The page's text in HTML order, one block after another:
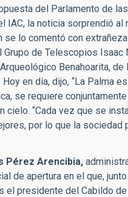
del Parlamento de
la noticia sorprendió
lo comentó con
Grupo de Telescopios
Benahoarita,
en día, dijo, “La Palma
se requiere
cielo. “Cada vez que se
por lo que la sociedad
Pérez Arencibia,
de apertura en el que,
presidente del Cabildo de